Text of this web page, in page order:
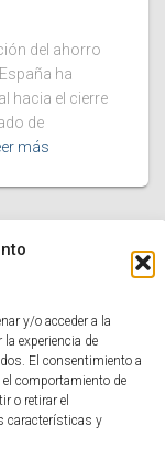
y/o acceder a la
experiencia de
El consentimiento a
comportamiento de
o retirar el
características y
del ahorro
ha
hacia el cierre
de
más